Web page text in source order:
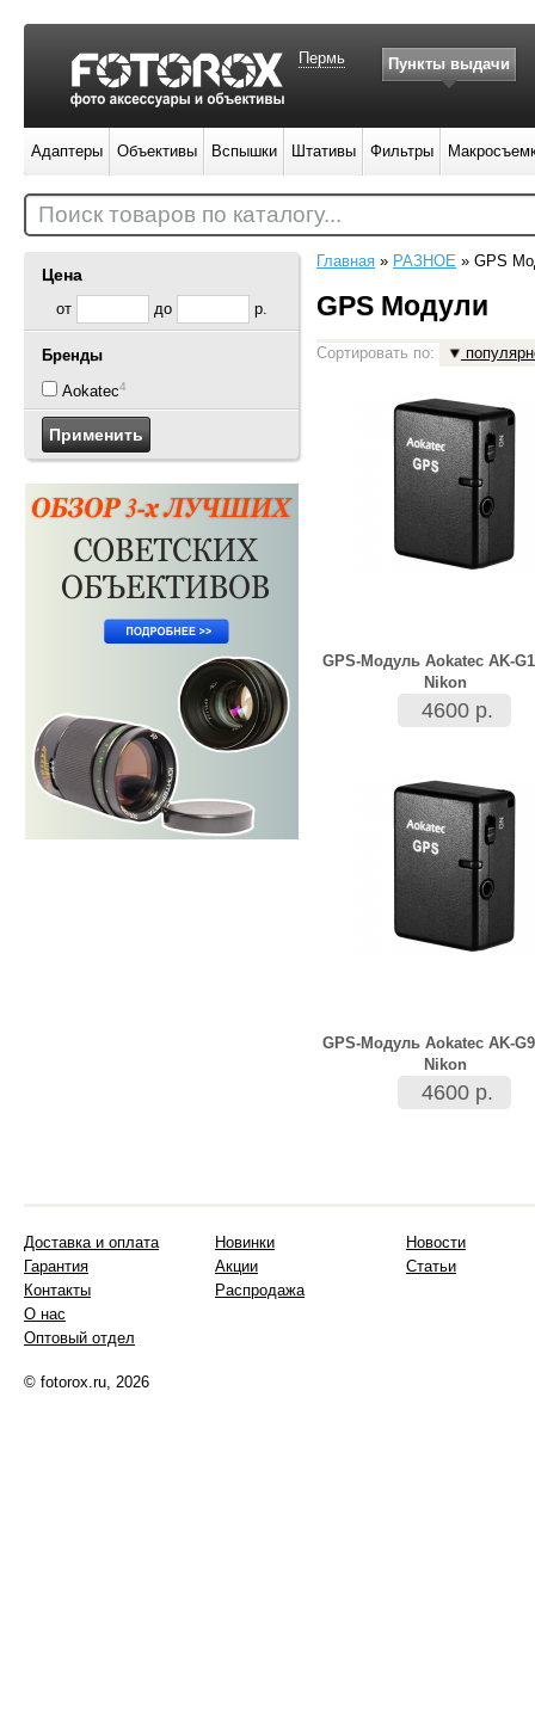
Цена
от до р.
Бренды
Aokatec4
Главная » РАЗНОЕ » GPS
GPS Модули
Сортировать по:
GPS-Модуль Aokatec AK-
Nikon
4600 р.
GPS-Модуль Aokatec AK-
Nikon
4600 р.
Пермь Пункты выдачи
Адаптеры Объективы Вспышки Штативы Фильтры
Поиск товаров по каталогу...
Доставка и оплата
Гарантия
Контакты
О нас
Оптовый отдел
Новинки
Акции
Распродажа
Новости
Статьи
© fotorox.ru, 2026